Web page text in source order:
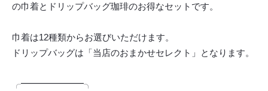
の巾着とドリップバッグ珈琲のお得なセットです。
巾着は12種類からお選びいただけます。
ドリップバッグは「当店のおまかせセレクト」となります。
╭━━━━━━━╮